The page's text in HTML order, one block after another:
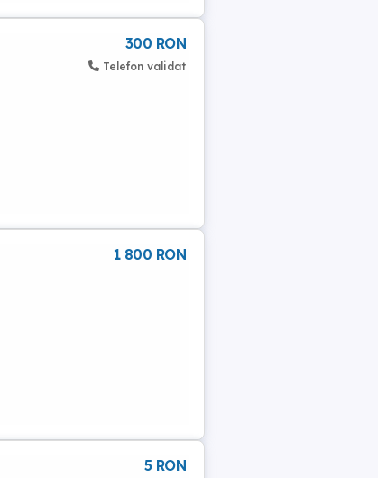
300 RON
Telefon validat
1 800 RON
5 RON